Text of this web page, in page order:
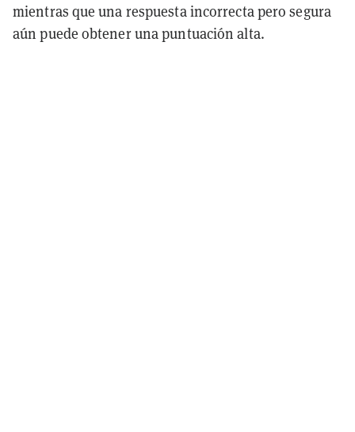
mientras que una respuesta incorrecta pero segura
aún puede obtener una puntuación alta.